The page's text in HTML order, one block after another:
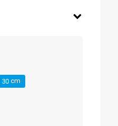
30 cm